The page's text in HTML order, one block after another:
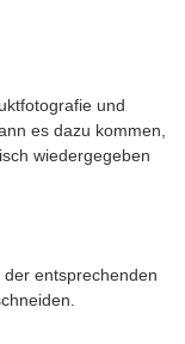
und
es dazu kommen,
wiedergegeben
entsprechenden